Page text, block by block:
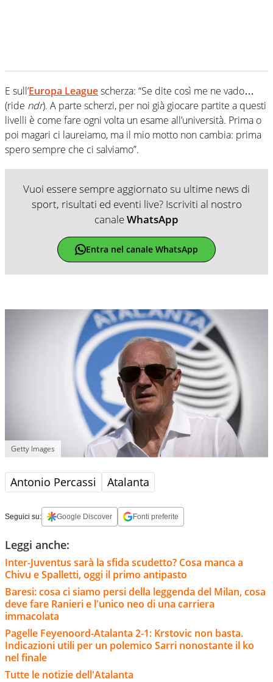
E sull’Europa Leaguescherza: “Se dite così me ne vado…
(ride ndr). A parte scherzi, per noi già giocare partite a questi
livelli è come fare ogni volta un esame all’università. Prima o
poi magari ci laureiamo, ma il mio motto non cambia: prima
spero sempre che ci salviamo”.
Vuoi essere sempre aggiornato su ultime news di
sport, risultati ed eventi live? Iscriviti al nostro
canaleWhatsApp
Entra nel canale WhatsApp
Getty Images
Antonio Percassi Atalanta
Seguici su: Google Discover Fonti preferite
Leggi anche:
Inter-Juventus sarà la sfida scudetto? Cosa manca a
Chivu e Spalletti, oggi il primo antipasto
Baresi: cosa ci siamo persi della leggenda del Milan, cosa
deve fare Ranieri e l'unico neo di una carriera
immacolata
Pagelle Feyenoord-Atalanta 2-1: Krstovic non basta.
Indicazioni utili per un polemico Sarri nonostante il ko
nel finale
Tutte le notizie dell'Atalanta